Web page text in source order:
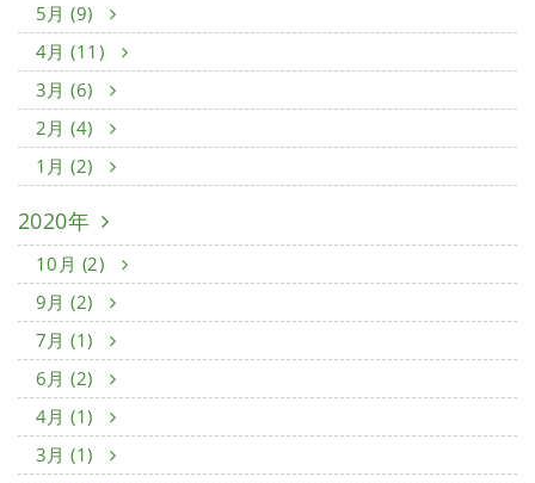
5月 (9)
4月 (11)
3月 (6)
2月 (4)
1月 (2)
2020年
10月 (2)
9月 (2)
7月 (1)
6月 (2)
4月 (1)
3月 (1)